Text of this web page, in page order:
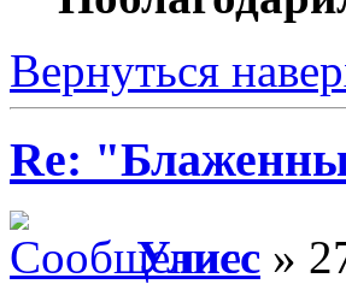
Вернуться
Re:
Улисс »